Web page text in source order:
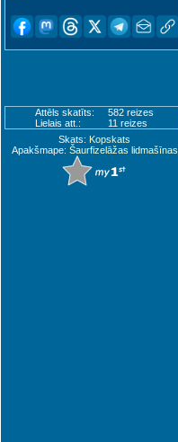
Attēls skatīts:
582 reizes
Lielais att.:
11 reizes
Skats: Kopskats
Apakšmape: Šaurfizelāžas lidmašīnas